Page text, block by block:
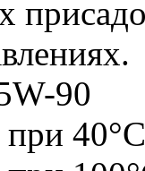
90
при